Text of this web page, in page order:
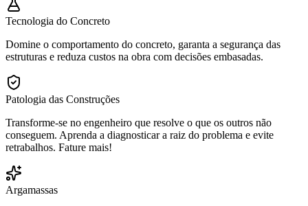
Tecnologia do Concreto
Domine o comportamento do concreto, garanta a segurança das
estruturas e reduza custos na obra com decisões embasadas.
Patologia das Construções
Transforme-se no engenheiro que resolve o que os outros não
conseguem. Aprenda a diagnosticar a raiz do problema e evite
retrabalhos. Fature mais!
Argamassas